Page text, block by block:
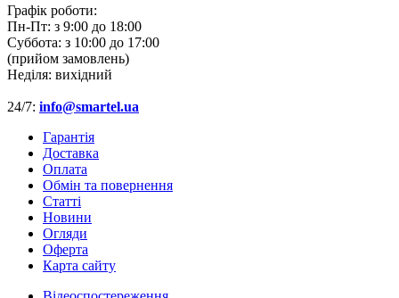
Графік роботи:
Пн-Пт: з 9:00 до 18:00
Суббота: з 10:00 до 17:00
(прийом замовлень)
Неділя: вихідний
24/7: info@smartel.ua
Гарантія
Доставка
Оплата
Обмін та повернення
Cтатті
Новини
Огляди
Оферта
Карта сайту